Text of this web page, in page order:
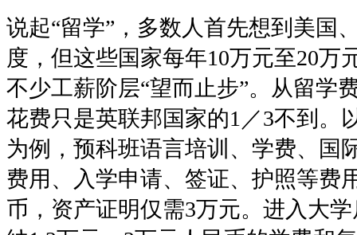
说起“留学”，多数人首先想到美国
度，但这些国家每年10万元至20万
不少工薪阶层“望而止步”。从留学
花费只是英联邦国家的1／3不到。
为例，预科班语言培训、学费、国
费用、入学申请、签证、护照等费
币，资产证明仅需3万元。进入大